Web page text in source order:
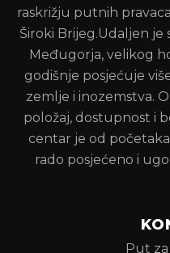
raskrižju putnih
Široki Brijeg.Udaljen
Međugorja, velikog
godišnje posjećuje
zemlje i inozemstva.
položaj, dostupnost i
centar je od
rado posjećeno i
Put za